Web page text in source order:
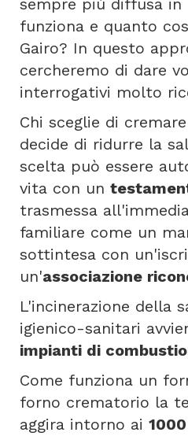
sempre più diffusa in
funziona e quanto
Gairo? In questo
cercheremo di dare
interrogativi molto
Chi sceglie di
decide di ridurre la
scelta può essere
vita con un
trasmessa
familiare come un
sottintesa con
un'associazione
L'incinerazione della
igienico-sanitari
impianti di
Come funziona un
forno crematorio la
aggira intorno ai